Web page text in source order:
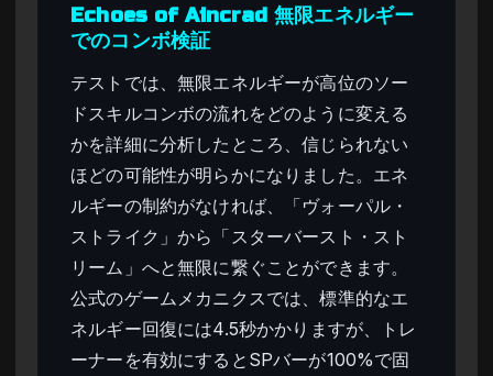
Echoes of Aincrad 無限エネルギー
でのコンボ検証
テストでは、無限エネルギーが高位のソー
ドスキルコンボの流れをどのように変える
かを詳細に分析したところ、信じられない
ほどの可能性が明らかになりました。エネ
ルギーの制約がなければ、「ヴォーパル・
ストライク」から「スターバースト・スト
リーム」へと無限に繋ぐことができます。
公式のゲームメカニクスでは、標準的なエ
ネルギー回復には4.5秒かかりますが、トレ
ーナーを有効にするとSPバーが100%で固